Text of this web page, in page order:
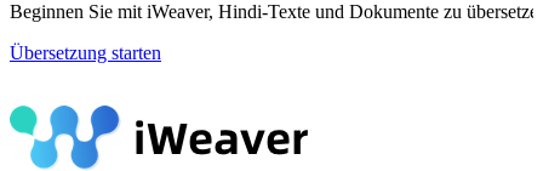
Beginnen Sie mit iWeaver, Hindi-Texte und Dokumente zu
Übersetzung starten